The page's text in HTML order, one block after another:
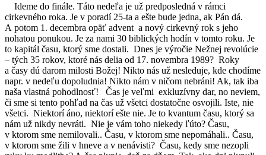
Ideme do finále. Táto nedeľa je už predposledná v rámci
cirkevného roka. Je v poradí 25-ta a ešte bude jedna, ak Pán dá.
A potom 1. decembra opäť advent a nový cirkevný rok s jeho
nohatou ponukou. Je za nami 30 biblických hodín v tomto roku. Je
to kapitál času, ktorý sme dostali. Dnes je výročie Nežnej revolúcie
– tých 35 rokov, ktoré nás delia od 17. novembra 1989? Roky
a časy dú darom milosti Božej! Nikto nás už nesleduje, kde chodíme
napr. v nedeľu dopoludnia! Nikto nám v ničom nebráni! Ak, tak iba
naša vlastná pohodlnosť! Čas je veľmi exkluzívny dar, no neviem,
či sme si tento pohľad na čas už všetci dostatočne osvojili. Iste, nie
všetci. Niektorí áno, niektorí ešte nie. Je to kvantum času, ktorý sa
nám už nikdy nevráti. Nie je vám toho niekedy ľúto? Času,
v ktorom sme nemilovali.. Času, v ktorom sme nepomáhali.. Času,
v ktorom sme žili v hneve a v nenávisti? Času, kedy sme nezopli